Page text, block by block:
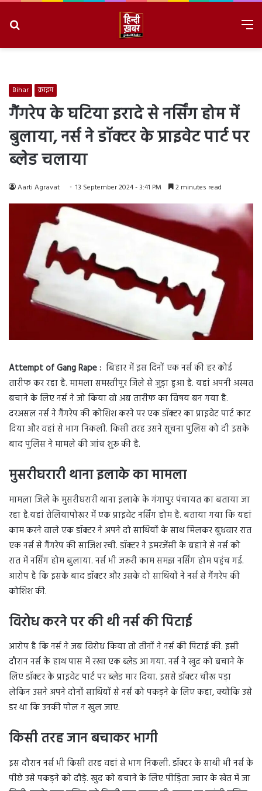
Bihar क्राइम
गैंगरेप के घटिया इरादे से नर्सिंग होम में
बुलाया, नर्स ने डॉक्टर के प्राइवेट पार्ट पर
ब्लेड चलाया
Aarti Agravat 13 September 2024 - 3:41 PM 2 minutes read
Attempt of Gang Rape : बिहार में इस दिनों एक नर्स की हर कोई
तारीफ कर रहा है. मामला समस्तीपुर जिले से जुड़ा हुआ है. यहां अपनी अस्मत
बचाने के लिए नर्स ने जो किया वो अब तारीफ का विषय बन गया है.
दरअसल नर्स ने गैंगरेप की कोशिश करने पर एक डॉक्टर का प्राइवेट पार्ट काट
दिया और वहां से भाग निकली. किसी तरह उसने सूचना पुलिस को दी इसके
बाद पुलिस ने मामले की जांच शुरू की है.
मुसरीघरारी थाना इलाके का मामला
मामला जिले के मुसरीघरारी थाना इलाके के गंगापुर पंचायत का बताया जा
रहा है.यहां तेलियापोखर में एक प्राइवेट नर्सिंग होम है. बताया गया कि यहां
काम करने वाले एक डॉक्टर ने अपने दो साथियों के साथ मिलकर बुधवार रात
एक नर्स से गैंगरेप की साजिश रची. डॉक्टर ने इमरजेंसी के बहाने से नर्स को
रात में नर्सिंग होम बुलाया. नर्स भी जरूरी काम समझ नर्सिंग होम पहुंच गई.
आरोप है कि इसके बाद डॉक्टर और उसके दो साथियों ने नर्स से गैंगरेप की
कोशिश की.
विरोध करने पर की थी नर्स की पिटाई
आरोप है कि नर्स ने जब विरोध किया तो तीनों ने नर्स की पिटाई की. इसी
दौरान नर्स के हाथ पास में रखा एक ब्लेड आ गया. नर्स ने खुद को बचाने के
लिए डॉक्टर के प्राइवेट पार्ट पर ब्लेड मार दिया. इससे डॉक्टर चीख पड़ा
लेकिन उसने अपने दोनों साथियों से नर्स को पकड़ने के लिए कहा, क्योंकि उसे
डर था कि उनकी पोल न खुल जाए.
किसी तरह जान बचाकर भागी
इस दौरान नर्स भी किसी तरह वहां से भाग निकली. डॉक्टर के साथी भी नर्स के
पीछे उसे पकड़ने को दौड़े. खुद को बचाने के लिए पीड़िता ज्वार के खेत में जा